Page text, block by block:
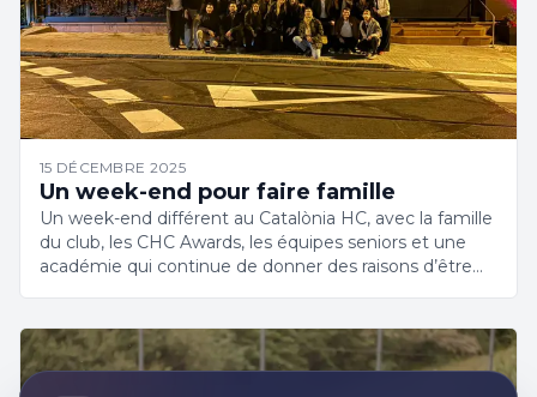
15 DÉCEMBRE 2025
Un week-end pour faire famille
Un week-end différent au Catalònia HC, avec la famille
du club, les CHC Awards, les équipes seniors et une
académie qui continue de donner des raisons d’être